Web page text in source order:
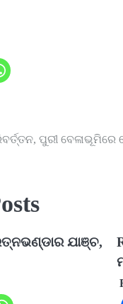
ପୁରୀ
ଯାଞ୍ଚ,